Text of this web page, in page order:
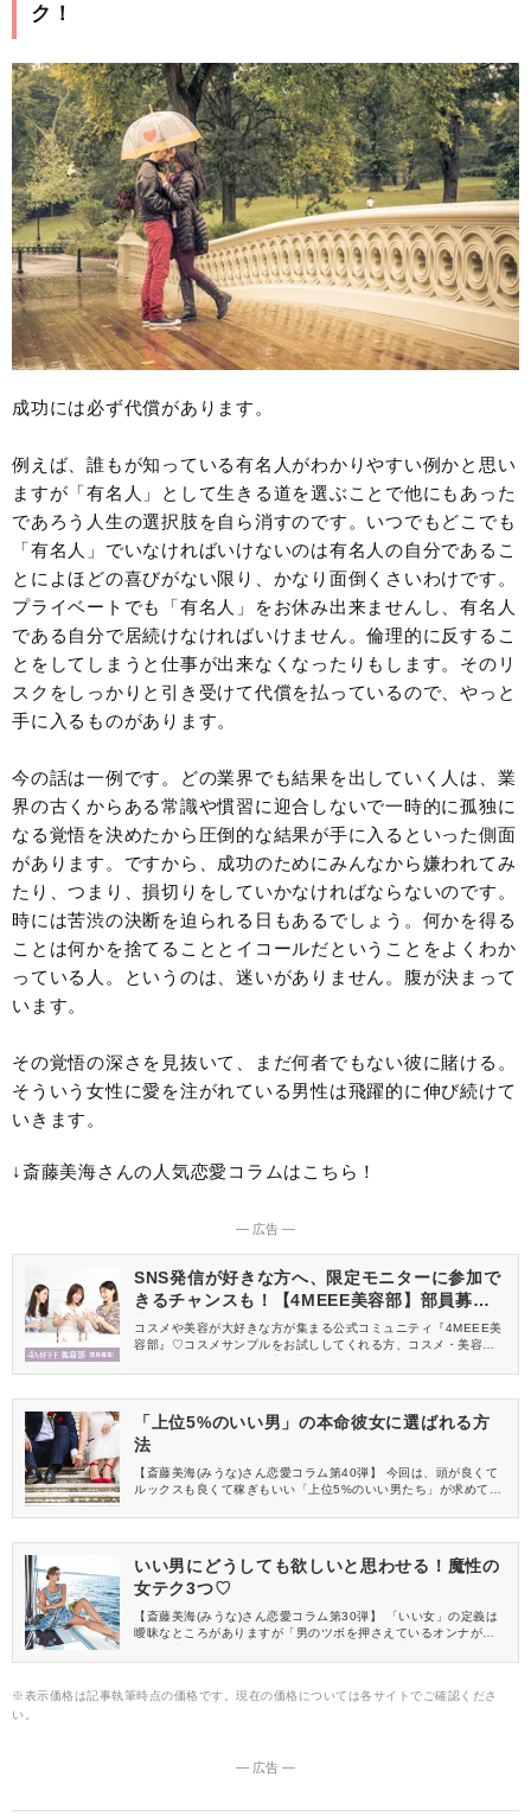
ク！
成功には必ず代償があります。
例えば、誰もが知っている有名人がわかりやすい例かと思い
ますが「有名人」として生きる道を選ぶことで他にもあった
であろう人生の選択肢を自ら消すのです。いつでもどこでも
「有名人」でいなければいけないのは有名人の自分であるこ
とによほどの喜びがない限り、かなり面倒くさいわけです。
プライベートでも「有名人」をお休み出来ませんし、有名人
である自分で居続けなければいけません。倫理的に反するこ
とをしてしまうと仕事が出来なくなったりもします。そのリ
スクをしっかりと引き受けて代償を払っているので、やっと
手に入るものがあります。
今の話は一例です。どの業界でも結果を出していく人は、業
界の古くからある常識や慣習に迎合しないで一時的に孤独に
なる覚悟を決めたから圧倒的な結果が手に入るといった側面
があります。ですから、成功のためにみんなから嫌われてみ
たり、つまり、損切りをしていかなければならないのです。
時には苦渋の決断を迫られる日もあるでしょう。何かを得る
ことは何かを捨てることとイコールだということをよくわか
っている人。というのは、迷いがありません。腹が決まって
います。
その覚悟の深さを見抜いて、まだ何者でもない彼に賭ける。
そういう女性に愛を注がれている男性は飛躍的に伸び続けて
いきます。
↓斎藤美海さんの人気恋愛コラムはこちら！
― 広告 ―
SNS発信が好きな方へ、限定モニターに参加で
きるチャンスも！【4MEEE美容部】部員募集
中
コスメや美容が大好きな方が集まる公式コミュニティ『4MEEE美
容部』♡コスメサンプルをお試ししてくれる方、コスメ・美容情報
「上位5%のいい男」の本命彼女に選ばれる方
法
【斎藤美海(みうな)さん恋愛コラム第40弾】 今回は、頭が良くて
ルックスも良くて稼ぎもいい「上位5%のいい男たち」が求めてい
と思うような好条件の男性たち、、彼らの心を射止めて本命彼女
す。ではいったい、どのような女磨きをするのが正解なのでしょ
うか？
いい男にどうしても欲しいと思わせる！魔性の
女テク3つ♡
【斎藤美海(みうな)さん恋愛コラム第30弾】 「いい女」の定義は
曖昧なところがありますが「男のツボを押さえているオンナが継
す。今回ご紹介するのは、10年間の恋愛研究の結果生み出した、
えてきたのは、世の中では「正しい」とされている恋愛理論は現
から頼んでいなくてもほぼ確実に自分を欲して求め続けるような
※表示価格は記事執筆時点の価格です。現在の価格については各サイトでご確認くださ
い。
― 広告 ―